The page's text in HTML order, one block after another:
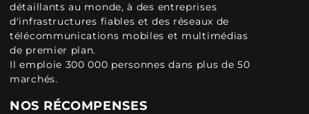
détaillants au monde, à des entreprises
d'infrastructures fiables et des réseaux de
télécommunications mobiles et multimédias
de premier plan.
Il emploie 300 000 personnes dans plus de 50
marchés.
NOS RÉCOMPENSES